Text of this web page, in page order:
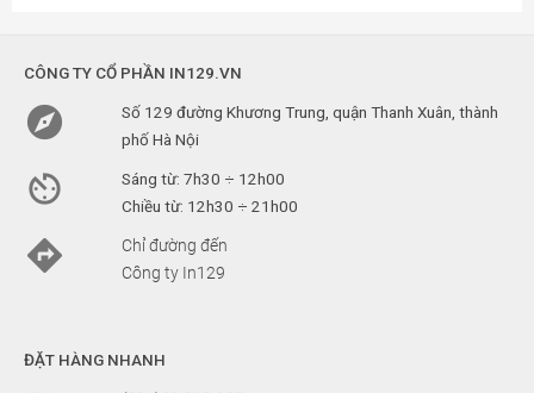
CÔNG TY CỔ PHẦN IN129.VN

Số 129 đường Khương Trung, quận Thanh Xuân, thành
phố Hà Nội

Sáng từ: 7h30 ÷ 12h00
Chiều từ: 12h30 ÷ 21h00

Chỉ đường đến
Công ty In129
ĐẶT HÀNG NHANH